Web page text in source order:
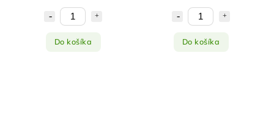
Do košíka Do košíka